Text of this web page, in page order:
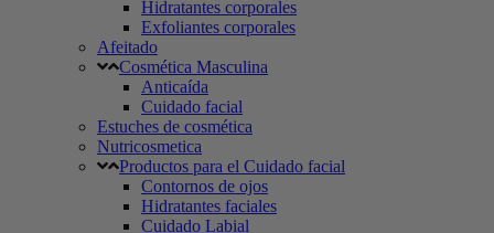
Hidratantes corporales
Exfoliantes corporales
Afeitado
Cosmética Masculina
Anticaída
Cuidado facial
Estuches de cosmética
Nutricosmetica
Productos para el Cuidado facial
Contornos de ojos
Hidratantes faciales
Cuidado Labial